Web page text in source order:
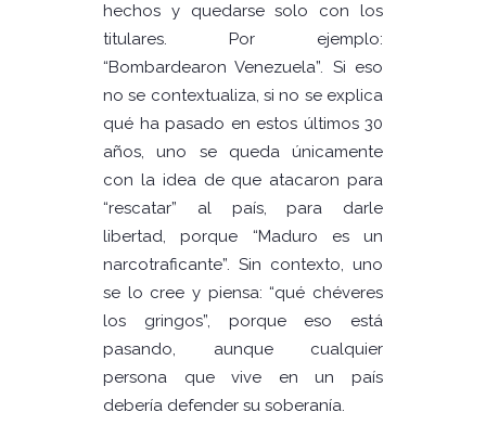
hechos y quedarse solo con los
titulares. Por ejemplo:
“Bombardearon Venezuela”. Si eso
no se contextualiza, si no se explica
qué ha pasado en estos últimos 30
años, uno se queda únicamente
con la idea de que atacaron para
“rescatar” al país, para darle
libertad, porque “Maduro es un
narcotraficante”. Sin contexto, uno
se lo cree y piensa: “qué chéveres
los gringos”, porque eso está
pasando, aunque cualquier
persona que vive en un país
debería defender su soberanía.